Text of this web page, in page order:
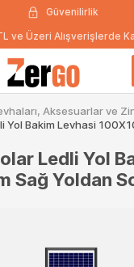
Güvenilirlik
ve Üzeri Alışverişlerde
Aksesuarlar ve
Yol Bakim Levhasi
Ledli Yol
Sağ Yoldan